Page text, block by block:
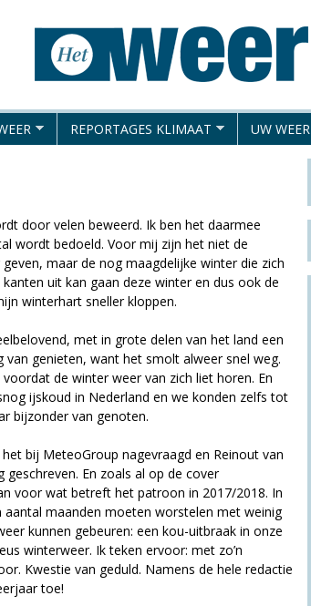
naar
algemene
inhoud
REPORTAGES KLIMAAT UW WEER
door velen beweerd. Ik ben het daarmee
wordt bedoeld. Voor mij zijn het niet de
maar de nog maagdelijke winter die zich
uit kan gaan deze winter en dus ook de
winterhart sneller kloppen.
met in grote delen van het land een
van genieten, want het smolt alweer snel weg.
de winter weer van zich liet horen. En
ijskoud in Nederland en we konden zelfs tot
bijzonder van genoten.
bij MeteoGroup nagevraagd en Reinout van
En zoals al op de cover
voor wat betreft het patroon in 2017/2018. In
maanden moeten worstelen met weinig
kunnen gebeuren: een kou-uitbraak in onze
winterweer. Ik teken ervoor: met zo’n
Kwestie van geduld. Namens de hele redactie
toe!